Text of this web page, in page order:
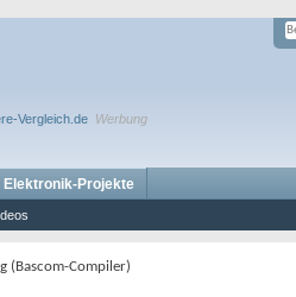
Werbung
Elektronik-Projekte
(Bascom-Compiler)